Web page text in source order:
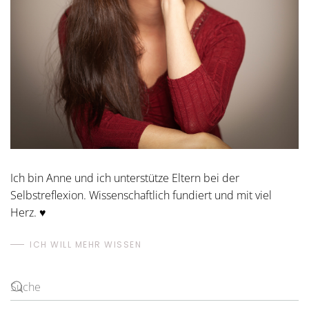
Ich bin Anne und ich unterstütze Eltern bei der
Selbstreflexion. Wissenschaftlich fundiert und mit viel
Herz. ♥
ICH WILL MEHR WISSEN